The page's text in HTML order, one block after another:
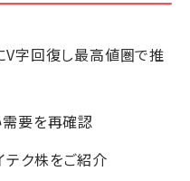
V字回復し最高値圏で推
要を再確認
ク株をご紹介